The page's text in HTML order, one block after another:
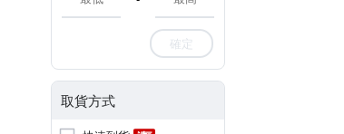
確定
取貨方式